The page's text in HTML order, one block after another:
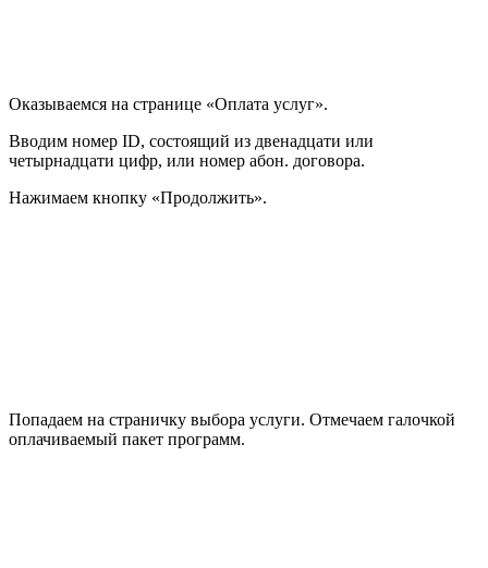
Оказываемся на странице «Оплата услуг».
Вводим номер ID, состоящий из двенадцати или
четырнадцати цифр, или номер абон. договора.
Нажимаем кнопку «Продолжить».
Попадаем на страничку выбора услуги. Отмечаем галочкой
оплачиваемый пакет программ.